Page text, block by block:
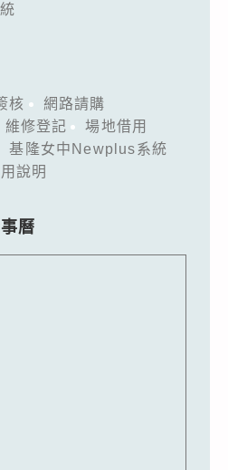
核
網路請購
維修登記
場地借用
基隆女中Newplus系統
說明
曆